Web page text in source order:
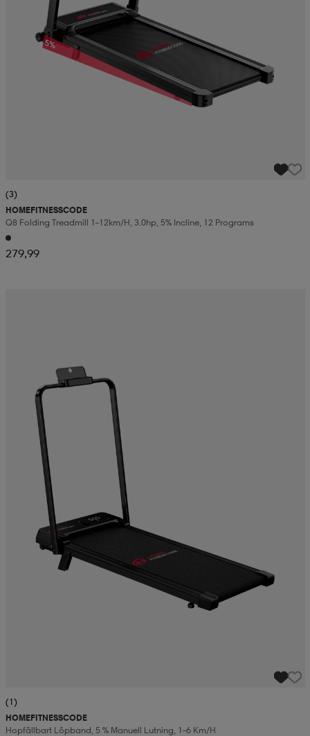
(3)
HOMEFITNESSCODE
Q8 Folding Treadmill 1–12km/h, 3.0hp, 5% Incline, 12 Programs
279,99
(1)
HOMEFITNESSCODE
Hopfällbart Löpband, 5 % Manuell Lutning, 1–6 Km/h